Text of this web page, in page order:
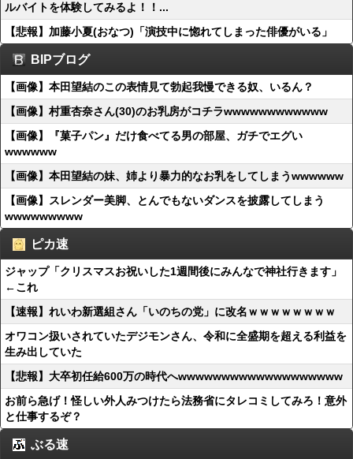
ルバイトを体験してみるよ！！...
【悲報】加藤小夏(おなつ)「演技中に惚れてしまった俳優がいる」
BIPブログ
【画像】本田望結のこの表情見て勃起我慢できる奴、いるん？
【画像】村重杏奈さん(30)のお乳房がコチラwwwwwwwwwwww
【画像】『菓子パン』だけ食べてる男の部屋、ガチでエグい
wwwwww
【画像】本田望結の妹、姉より暴力的なお乳をしてしまうwwwwww
【画像】スレンダー美脚、とんでもないダンスを披露してしまう
wwwwwwwww
ピカ速
ジャップ「クリスマスお祝いした1週間後にみんなで神社行きます」
←これ
【速報】れいわ新選組さん「いのちの党」に改名ｗｗｗｗｗｗｗｗ
オワコン扱いされていたデジモンさん、令和に全盛期を超える利益を
生み出していた
【悲報】大卒初任給600万の時代へwwwwwwwwwwwwwwwwwww
お前ら急げ！怪しい外人みつけたら法務省にタレコミしてみろ！意外
と仕事するぞ？
ぶる速